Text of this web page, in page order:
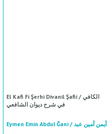
El Kafi Fi Şerhi Divanil Şafii / الكافي
في شرح ديوان الشافعي
Eymen Emin Abdul Ğani / أيمن أمين عبد